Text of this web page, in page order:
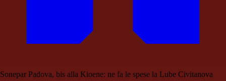
Sonepar Padova, bis alla Kioene: ne fa le spese la Lube Civitanova